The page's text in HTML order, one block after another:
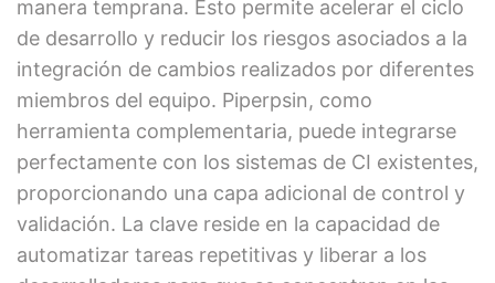
manera temprana. Esto permite acelerar el ciclo
de desarrollo y reducir los riesgos asociados a la
integración de cambios realizados por diferentes
miembros del equipo. Piperpsin, como
herramienta complementaria, puede integrarse
perfectamente con los sistemas de CI existentes,
proporcionando una capa adicional de control y
validación. La clave reside en la capacidad de
automatizar tareas repetitivas y liberar a los